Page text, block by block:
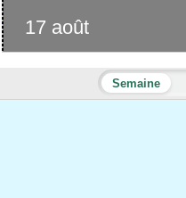
Semaine
17 août